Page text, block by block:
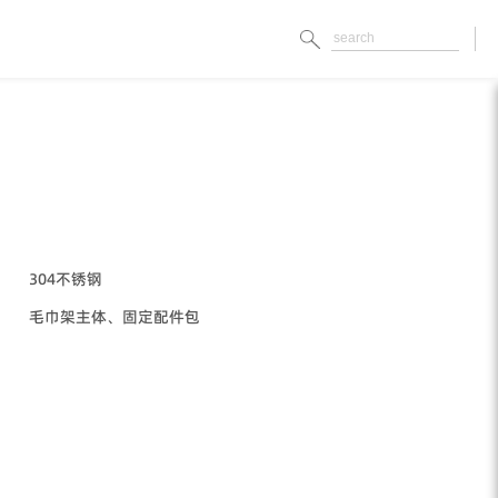
304不锈钢
毛巾架主体、固定配件包